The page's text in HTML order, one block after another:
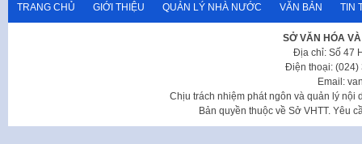
TRANG CHỦ GIỚI THIỆU QUẢN LÝ NHÀ NƯỚC VĂN BẢN TIN
SỞ VĂN HÓA
Địa chỉ: Số 47
Điện thoại: (024)
Email:
Chịu trách nhiệm phát ngôn và quản lý nội
Bản quyền thuộc về Sở VHTT. Yêu